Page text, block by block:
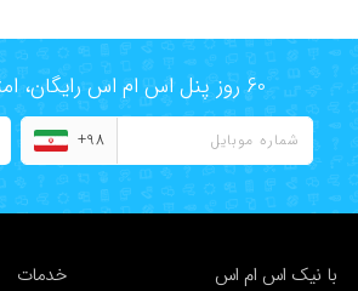
60 روز پنل اس ام اس رایگان، امتحان کنید!
+98
با نیک اس ام اس خدمات